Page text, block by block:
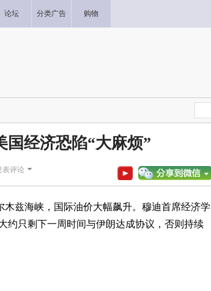
论坛 分类广告 购物
国经济恐陷“大麻烦”
表评论
兹海峡，国际油价大幅飙升。穆迪首席经济学
约只剩下一周时间与伊朗达成协议，否则持续